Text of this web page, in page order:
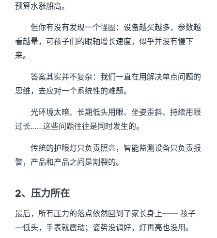
预算水涨船高。
但你有没有发现一个怪圈：设备越买越多，参数越
看越晕，可孩子们的眼轴增长速度，似乎并没有慢下
来。
答案其实并不复杂：我们一直在用解决单点问题的
思维，去应对一个系统性的难题。
光环境太暗、长期低头用眼、坐姿歪斜、持续用眼
过长……这些问题往往是同时发生的。
传统的护眼灯只负责照亮，智能监测设备只负责报
警，产品和产品之间是割裂的。
2、压力所在
最后，所有压力的落点依然回到了家长身上―― 孩子
一低头，手表就震动；姿势没调好，灯再亮也没用。